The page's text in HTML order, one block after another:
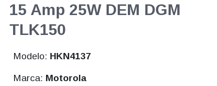
15 Amp 25W DEM DGM
TLK150
Modelo: HKN4137
Marca: Motorola